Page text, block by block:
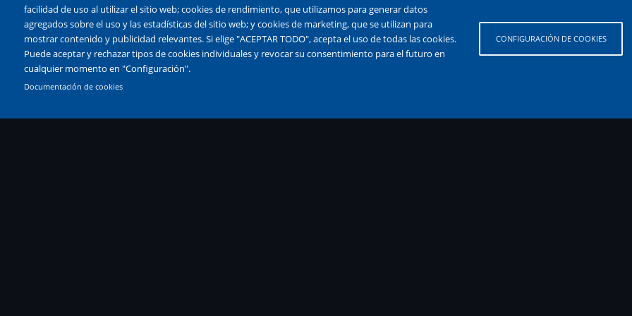
facilidad de uso al utilizar el sitio web; cookies de rendimiento, que utilizamos para generar datos
agregados sobre el uso y las estadísticas del sitio web; y cookies de marketing, que se utilizan para
mostrar contenido y publicidad relevantes. Si elige "ACEPTAR TODO", acepta el uso de todas las cookies.
Puede aceptar y rechazar tipos de cookies individuales y revocar su consentimiento para el futuro en
cualquier momento en "Configuración".
Documentación de cookies
CONFIGURACIÓN DE COOKIES